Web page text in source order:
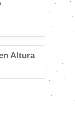
Altura